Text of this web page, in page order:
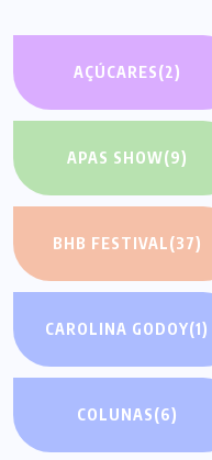
AÇÚCARES(2)
APAS SHOW(9)
BHB FESTIVAL(37)
CAROLINA GODOY(1)
COLUNAS(6)